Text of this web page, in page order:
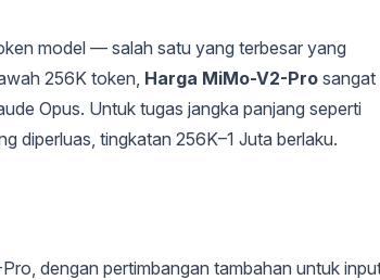
model — salah satu yang terbesar yang
256K token, Harga MiMo-V2-Pro sangat
Opus. Untuk tugas jangka panjang seperti
diperluas, tingkatan 256K–1 Juta berlaku.
dengan pertimbangan tambahan untuk